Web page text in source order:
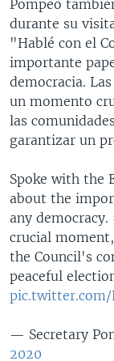
Pompeo
durante su
"Hablé con el
importante
democracia.
un momento
las
garantizar un
Spoke with the
about the
any democracy.
crucial
the Council's
peaceful
pic.twitter.com/
— Secretary
2020